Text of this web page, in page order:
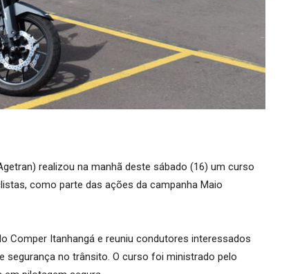
realizou na manhã deste sábado (16) um curso
como parte das ações da campanha Maio
Comper Itanhangá e reuniu condutores interessados
segurança no trânsito. O curso foi ministrado pelo